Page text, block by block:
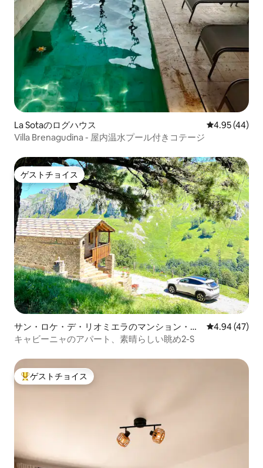
La Sotaのログハウス レビュー44
4.95 (44)
Villa Brenagudina - 屋内温水プール付きコテージ
ゲストチョイス
ゲストチョイス
サン・ロケ・デ・リオミエラのマンション・ア
パート
レビュー47
4.94 (47)
キャビーニャのアパート、素晴らしい眺め2-S
大好評のゲストチョイスです。
ゲストチョイス